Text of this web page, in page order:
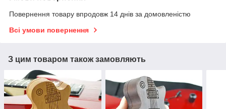
Повернення товару впродовж 14 днів за домовленістю
Всі умови повернення
З цим товаром також замовляють